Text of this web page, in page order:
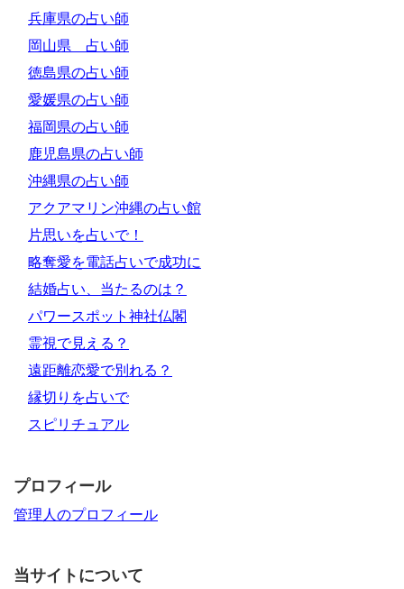
兵庫県の占い師
岡山県 占い師
徳島県の占い師
愛媛県の占い師
福岡県の占い師
鹿児島県の占い師
沖縄県の占い師
アクアマリン沖縄の占い館
片思いを占いで！
略奪愛を電話占いで成功に
結婚占い、当たるのは？
パワースポット神社仏閣
霊視で見える？
遠距離恋愛で別れる？
縁切りを占いで
スピリチュアル
プロフィール
管理人のプロフィール
当サイトについて